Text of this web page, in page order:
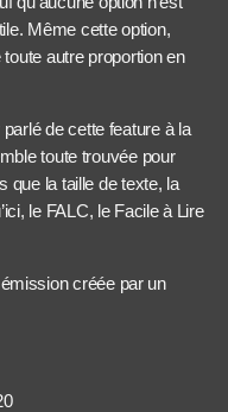
Même cette option,
autre proportion en
de cette feature à la
toute trouvée pour
que la taille de texte, la
le FALC, le Facile à Lire
créée par un